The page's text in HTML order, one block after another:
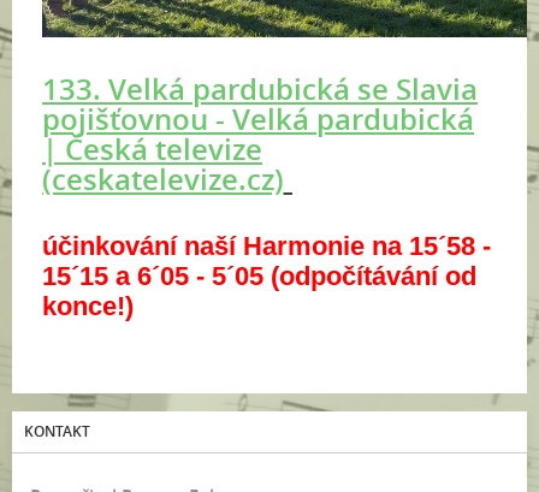
133. Velká pardubická se Slavia
pojišťovnou - Velká pardubická
| Česká televize
(ceskatelevize.cz)
účinkování naší Harmonie na 15´58 -
15´15 a 6´05 - 5´05 (odpočítávání od
konce!)
KONTAKT